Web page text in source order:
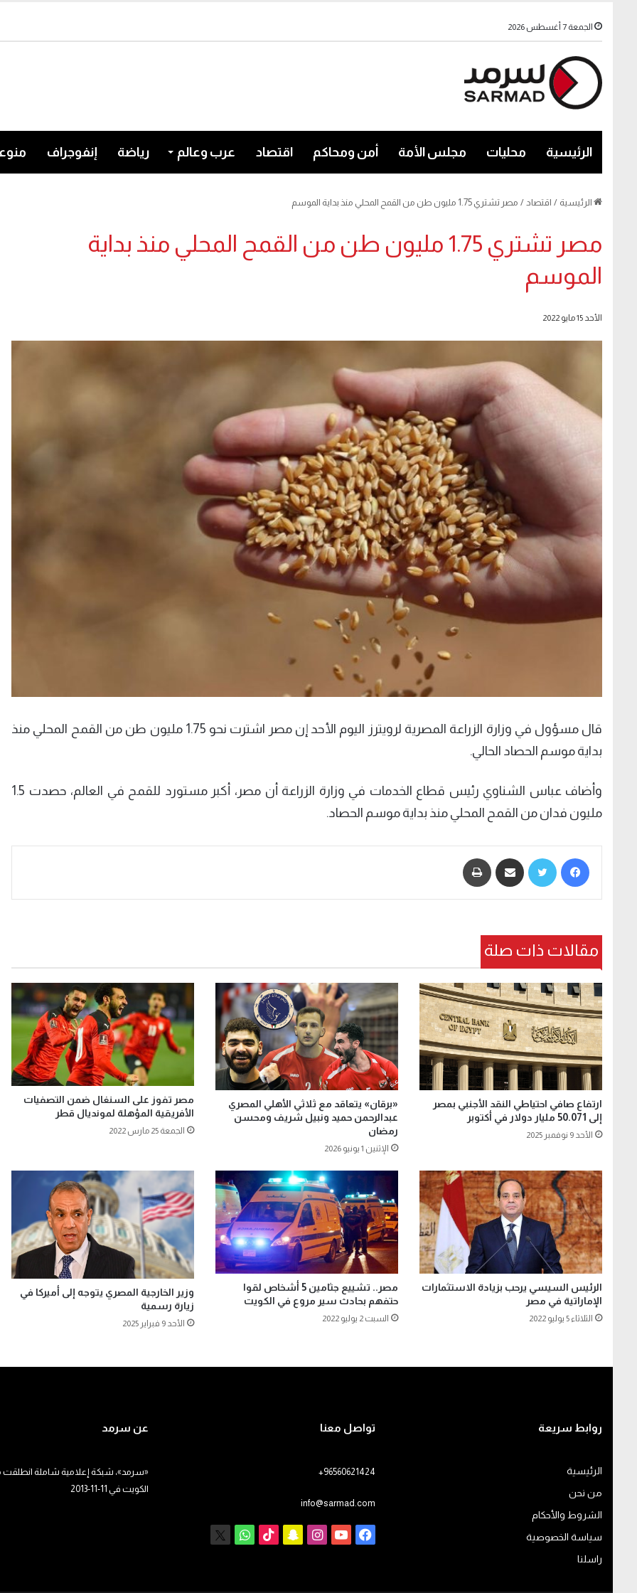
الجمعة 7 أغسطس 2026
الرئيسية محليات مجلس الأمة أمن ومحاكم اقتصاد عرب وعالم رياضة إنفوجراف
الرئيسية / اقتصاد / مصر تشتري 1.75 مليون طن من القمح المحلي منذ بداية الموسم
مصر تشتري 1.75 مليون طن من القمح المحلي منذ بداية
الموسم
الأحد 15 مايو 2022
قال مسؤول في وزارة الزراعة المصرية لرويترز اليوم الأحد إن مصر اشترت نحو 1.75 مليون طن من القمح المحلي منذ
بداية موسم الحصاد الحالي.
وأضاف عباس الشناوي رئيس قطاع الخدمات في وزارة الزراعة أن مصر، أكبر مستورد للقمح في العالم، حصدت 1.5
مليون فدان من القمح المحلي منذ بداية موسم الحصاد.
مقالات ذات صلة
ارتفاع صافي احتياطي النقد الأجنبي بمصر
إلى 50.071 مليار دولار في أكتوبر
الأحد 9 نوفمبر 2025
«برقان» يتعاقد مع ثلاثي الأهلي المصري
عبدالرحمن حميد ونبيل شريف ومحسن
رمضان
الإثنين 1 يونيو 2026
مصر تفوز على السنغال ضمن التصفيات
الأفريقية المؤهلة لمونديال قطر
الجمعة 25 مارس 2022
الرئيس السيسي يرحب بزيادة الاستثمارات
الإماراتية في مصر
الثلاثاء 5 يوليو 2022
مصر.. تشييع جثامين 5 أشخاص لقوا
حتفهم بحادث سير مروع في الكويت
السبت 2 يوليو 2022
وزير الخارجية المصري يتوجه إلى أميركا في
زيارة رسمية
الأحد 9 فبراير 2025
روابط سريعة
الرئيسية
من نحن
الشروط والأحكام
سياسة الخصوصية
راسلنا
تواصل معنا
+96560621424
info@sarmad.com
فيسبوك
يوتيوبانستقرام
سناب ‫TikTokواتساب
عن سرمد
«سرمد»، شبكة إعلامية شاملة انطلقت
الكويت في 11-11-2013